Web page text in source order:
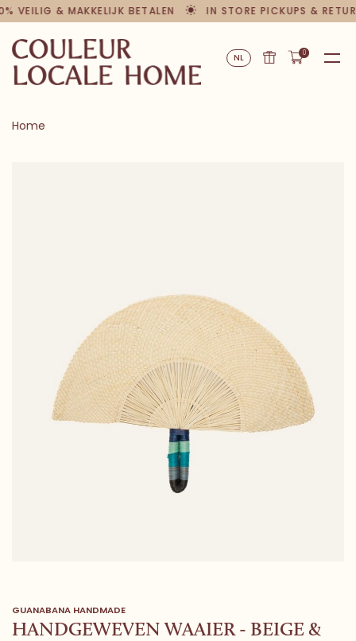
VEILIG & MAKKELIJK BETALEN IN STORE PICKUPS &
NL 0
Home
GUANABANA HANDMADE
HANDGEWEVEN WAAIER - BEIGE &